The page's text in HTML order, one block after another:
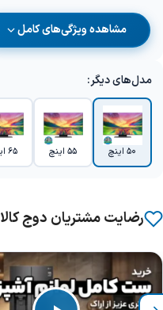
مشاهده ویژگی‌های کامل
مدل‌های دیگر:
50 اینچ 55 اینچ 65 اینچ
رضایت مشتریان دوج کالا